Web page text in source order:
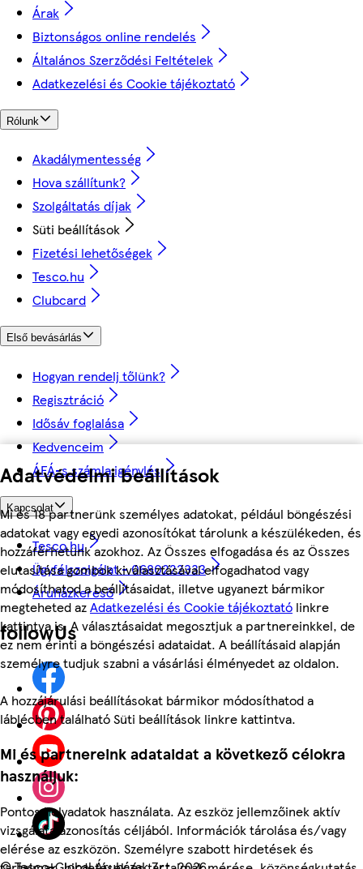
Adatvédelmi beállítások
Mi és 18 partnerünk személyes adatokat, például böngészési
adatokat vagy egyedi azonosítókat tárolunk a készülékeden, és
hozzáférhetünk azokhoz. Az Összes elfogadása és az Összes
elutasítása gombok kiválasztásával elfogadhatod vagy
módosíthatod a beállításaidat, illetve ugyanezt bármikor
megteheted azAdatkezelési és Cookie tájékoztató linkre
kattintva is. A választásaidat megosztjuk a partnereinkkel, de
ez nem érinti a böngészési adataidat. A beállításaid alapján
személyre tudjuk szabni a vásárlási élményedet az oldalon.
A hozzájárulási beállításokat bármikor módosíthatod a
láblécben található Süti beállítások linkre kattintva.
Mi és partnereink adataidat a következő célokra
használjuk:
Pontos helyadatok használata. Az eszköz jellemzőinek aktív
vizsgálata azonosítás céljából. Információk tárolása és/vagy
elérése az eszközön. Személyre szabott hirdetések és
Árak
Biztonságos online rendelés
Általános Szerződési Feltételek
Adatkezelési és Cookie tájékoztató
Rólunk
Akadálymentesség
Hova szállítunk?
Szolgáltatás díjak
Süti beállítások
Fizetési lehetőségek
Tesco.hu
Clubcard
Első bevásárlás
Hogyan rendelj tőlünk?
Regisztráció
Idősáv foglalása
Kedvenceim
ÁFÁ-s számla igénylés
Kapcsolat
Tesco.hu
Ügyfélszolgálat - 0680222333
Áruházkereső
followUs